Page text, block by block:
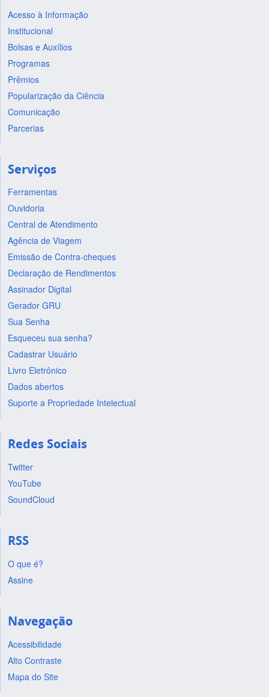
Acesso à Informação
Institucional
Bolsas e Auxílios
Programas
Prêmios
Popularização da Ciência
Comunicação
Parcerias
Serviços
Ferramentas
Ouvidoria
Central de Atendimento
Agência de Viagem
Emissão de Contra-cheques
Declaração de Rendimentos
Assinador Digital
Gerador GRU
Sua Senha
Esqueceu sua senha?
Cadastrar Usuário
Livro Eletrônico
Dados abertos
Suporte a Propriedade Intelectual
Redes Sociais
Twitter
YouTube
SoundCloud
RSS
O que é?
Assine
Navegação
Acessibilidade
Alto Contraste
Mapa do Site